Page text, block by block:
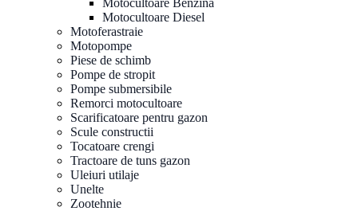
Motocultoare Diesel
Motoferastraie
Motopompe
Piese de schimb
Pompe de stropit
Pompe submersibile
Remorci motocultoare
Scarificatoare pentru gazon
Scule constructii
Tocatoare crengi
Tractoare de tuns gazon
Uleiuri utilaje
Unelte
Zootehnie